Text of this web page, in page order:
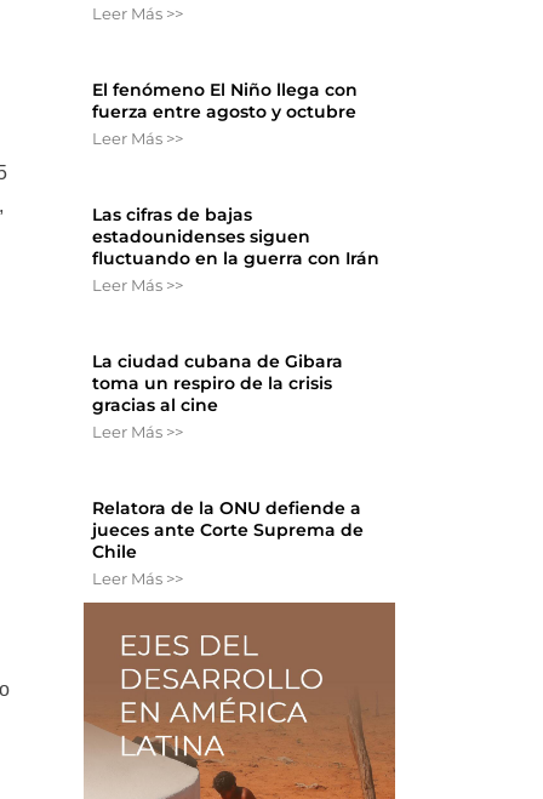
Leer Más >>
El fenómeno El Niño llega con
fuerza entre agosto y octubre
Leer Más >>
Las cifras de bajas
estadounidenses siguen
fluctuando en la guerra con Irán
Leer Más >>
La ciudad cubana de Gibara
toma un respiro de la crisis
gracias al cine
Leer Más >>
Relatora de la ONU defiende a
jueces ante Corte Suprema de
Chile
Leer Más >>